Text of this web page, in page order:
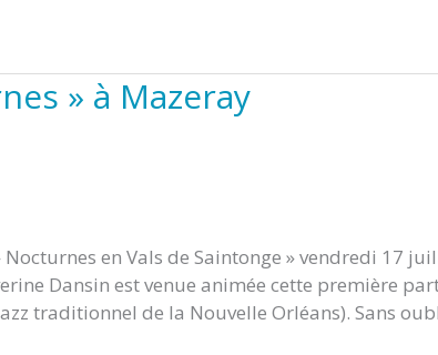
» à Mazeray
en Vals de Saintonge » vendredi 17
Dansin est venue animée cette première
traditionnel de la Nouvelle Orléans). Sans